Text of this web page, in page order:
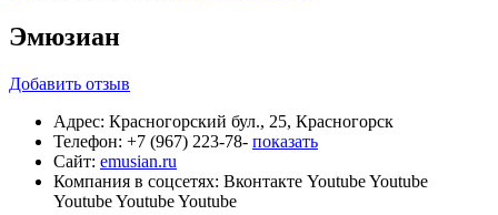
Эмюзиан
Добавить отзыв
Адрес: Красногорский бул., 25, Красногорск
Телефон: +7 (967) 223-78- показать
Сайт: emusian.ru
Компания в соцсетях: Вконтакте YoutubeYoutube
YoutubeYoutubeYoutube